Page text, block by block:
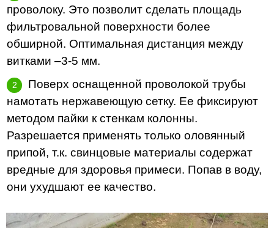
проволоку. Это позволит сделать площадь
фильтровальной поверхности более
обширной. Оптимальная дистанция между
витками –3-5 мм.
Поверх оснащенной проволокой трубы
намотать нержавеющую сетку. Ее фиксируют
методом пайки к стенкам колонны.
Разрешается применять только оловянный
припой, т.к. свинцовые материалы содержат
вредные для здоровья примеси. Попав в воду,
они ухудшают ее качество.